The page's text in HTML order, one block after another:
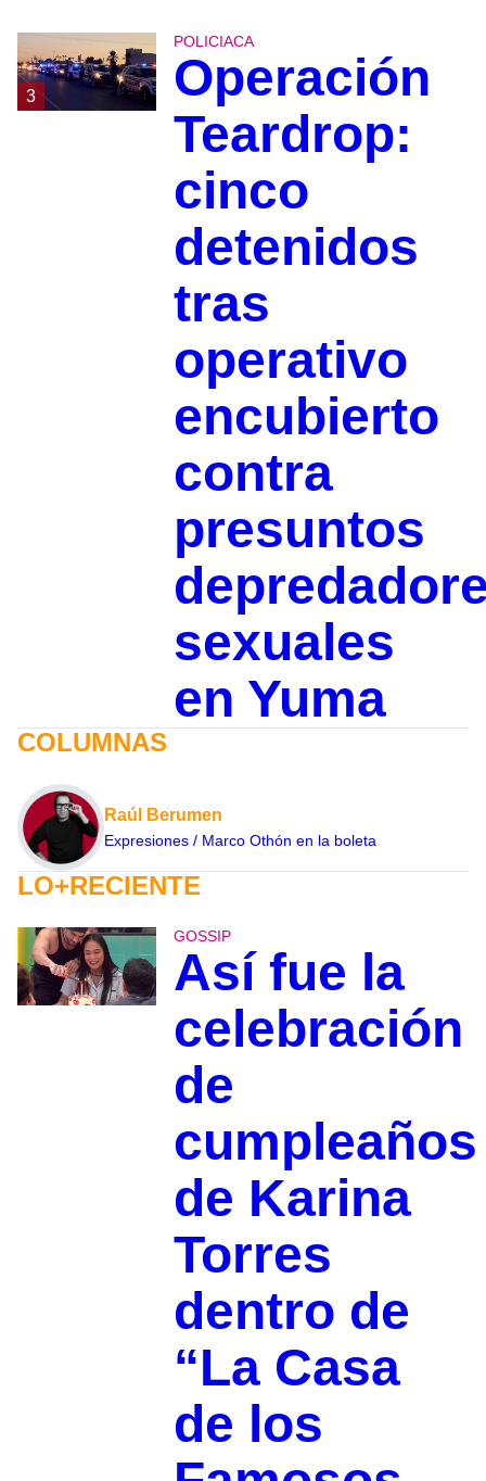
3
POLICIACA
Operación
Teardrop:
cinco
detenidos
tras
operativo
encubierto
contra
presuntos
sexuales
en Yuma
COLUMNAS
Raúl Berumen
Expresiones / Marco Othón en la boleta
LO+RECIENTE
GOSSIP
Así fue la
celebración
de
cumpleaños
de Karina
Torres
dentro de
“La Casa
de los